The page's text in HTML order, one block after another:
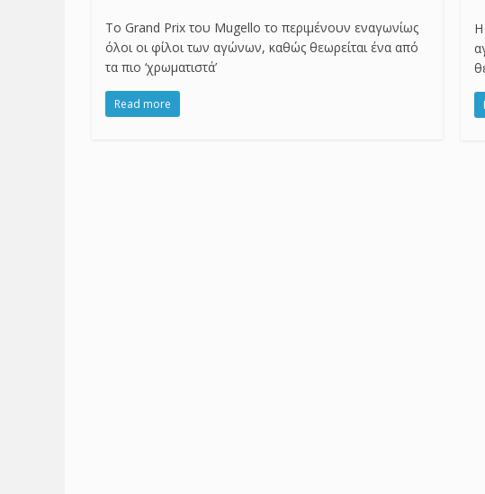
Το Grand Prix του Mugello το περιμένουν εναγωνίως
όλοι οι φίλοι των αγώνων, καθώς θεωρείται ένα από
τα πιο ‘χρωματιστά’
Read more
Η